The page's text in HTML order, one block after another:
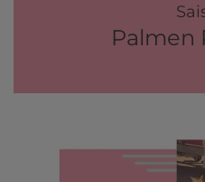
Palmen